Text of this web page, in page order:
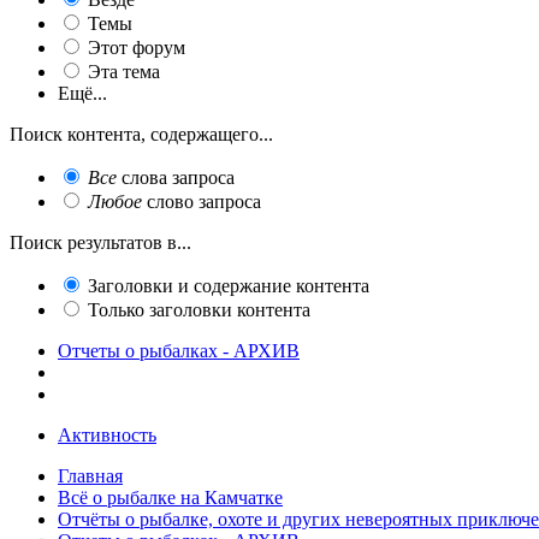
Темы
Этот форум
Эта тема
Ещё...
Поиск контента, содержащего...
Все слова запроса
Любое слово запроса
Поиск результатов в...
Заголовки и содержание контента
Только заголовки контента
Отчеты о рыбалках - АРХИВ
Активность
Главная
Всё о рыбалке на Камчатке
Отчёты о рыбалке, охоте и других невероятных